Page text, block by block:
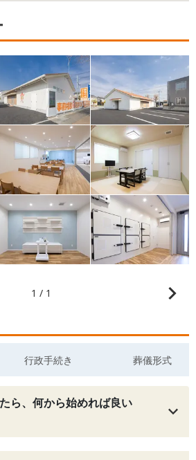
1 / 1
行政手続き 葬儀形式
ら、何から始めれば良い